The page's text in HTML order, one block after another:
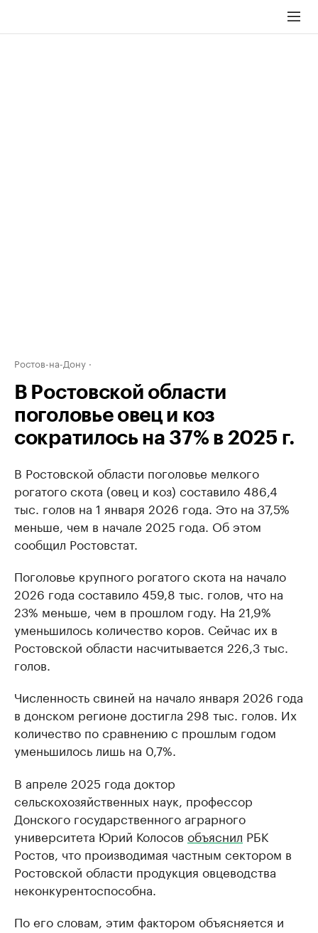
Ростов-на-Дону
В Ростовской области
поголовье овец и коз
сократилось на 37% в 2025 г.
В Ростовской области поголовье мелкого
рогатого скота (овец и коз) составило 486,4
тыс. голов на 1 января 2026 года. Это на 37,5%
меньше, чем в начале 2025 года. Об этом
сообщил Ростовстат.
Поголовье крупного рогатого скота на начало
2026 года составило 459,8 тыс. голов, что на
23% меньше, чем в прошлом году. На 21,9%
уменьшилось количество коров. Сейчас их в
Ростовской области насчитывается 226,3 тыс.
голов.
Численность свиней на начало января 2026 года
в донском регионе достигла 298 тыс. голов. Их
количество по сравнению с прошлым годом
уменьшилось лишь на 0,7%.
В апреле 2025 года доктор
сельскохозяйственных наук, профессор
Донского государственного аграрного
университета Юрий Колосов объяснил РБК
Ростов, что производимая частным сектором в
Ростовской области продукция овцеводства
неконкурентоспособна.
По его словам, этим фактором объясняется и